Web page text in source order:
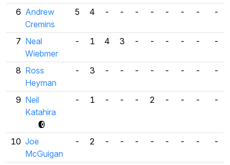
6 Andrew
Cremins
5 4 - - - - - - - -
7 Neal
Wiebmer
- 1 4 3 - - - - - -
8 Ross
Heyman
- 3 - - - - - - - -
9 Neil
Katahira
- 1 - - - 2 - - - -
10 Joe
McGuigan
- 2 - - - - - - - -